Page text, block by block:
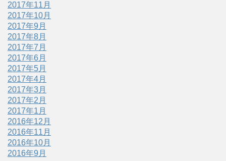
2017年11月
2017年10月
2017年9月
2017年8月
2017年7月
2017年6月
2017年5月
2017年4月
2017年3月
2017年2月
2017年1月
2016年12月
2016年11月
2016年10月
2016年9月